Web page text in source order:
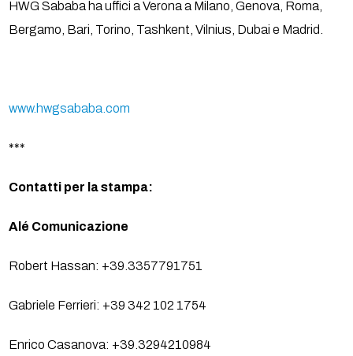
HWG Sababa ha uffici a Verona a Milano, Genova, Roma,
Bergamo, Bari, Torino, Tashkent, Vilnius, Dubai e Madrid.
www.hwgsababa.com
***
Contatti per la stampa:
Alé Comunicazione
Robert Hassan: +39.3357791751
Gabriele Ferrieri: +39 342 102 1754
Enrico Casanova: +39.3294210984